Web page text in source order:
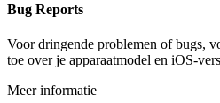
Bug Reports
Voor dringende problemen of bugs,
toe over je apparaatmodel en iOS-
Meer informatie